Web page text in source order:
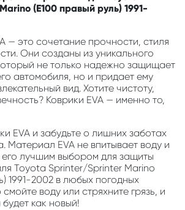
(E100 правый руль) 1991-
— это сочетание прочности, стиля
Они созданы из уникального
не только надежно защищает
автомобиля, но и придает ему
вид. Хотите чистоту,
Коврики EVA — именно то,
EVA и забудьте о лишних заботах
Материал EVA не впитывает воду и
его лучшим выбором для защиты
Toyota Sprinter/Sprinter Marino
1991-2002 в любых погодных
воду или стряхните грязь, и
как новый!